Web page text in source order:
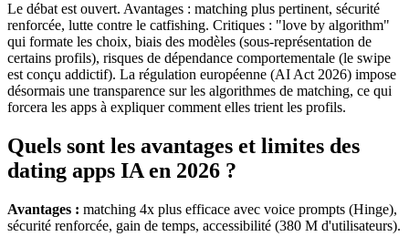
Le débat est ouvert. Avantages : matching plus pertinent, sécurité
renforcée, lutte contre le catfishing. Critiques : "love by algorithm"
qui formate les choix, biais des modèles (sous-représentation de
certains profils), risques de dépendance comportementale (le swipe
est conçu addictif). La régulation européenne (AI Act 2026) impose
désormais une transparence sur les algorithmes de matching, ce qui
forcera les apps à expliquer comment elles trient les profils.
Quels sont les avantages et limites des
dating apps IA en 2026 ?
Avantages : matching 4x plus efficace avec voice prompts (Hinge),
sécurité renforcée, gain de temps, accessibilité (380 M d'utilisateurs).